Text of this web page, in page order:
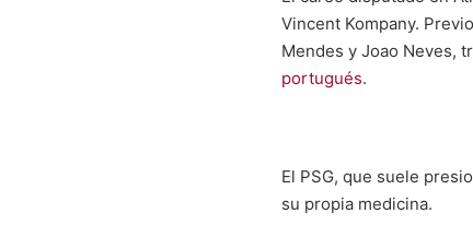
Vincent Kompany.
Mendes y Joao Neves,
portugués.
El PSG, que suele
su propia medicina.